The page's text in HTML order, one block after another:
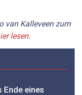
van Kalleveen zum
lesen.
Ende eines